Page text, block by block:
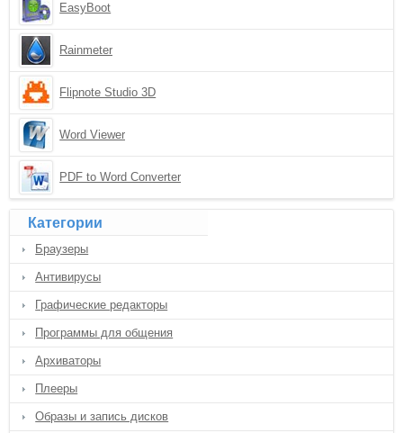
EasyBoot
Rainmeter
Flipnote Studio 3D
Word Viewer
PDF to Word Converter
Категории
Браузеры
Антивирусы
Графические редакторы
Программы для общения
Архиваторы
Плееры
Образы и запись дисков